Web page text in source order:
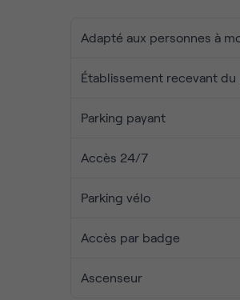
Cadre de vie privilégié :
Adapté aux personnes à
Établissement recevant du
Parking payant
Accès 24/7
Parking vélo
Accès par badge
Ascenseur